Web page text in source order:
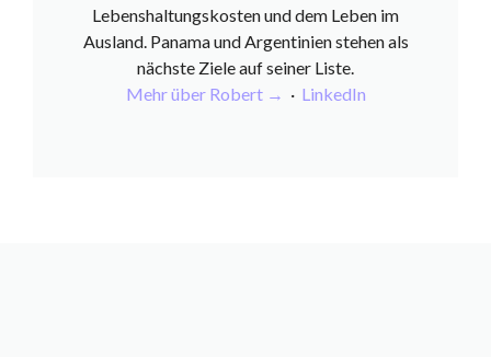
Lebenshaltungskosten und dem Leben im
Ausland. Panama und Argentinien stehen als
nächste Ziele auf seiner Liste.
Mehr über Robert → · LinkedIn